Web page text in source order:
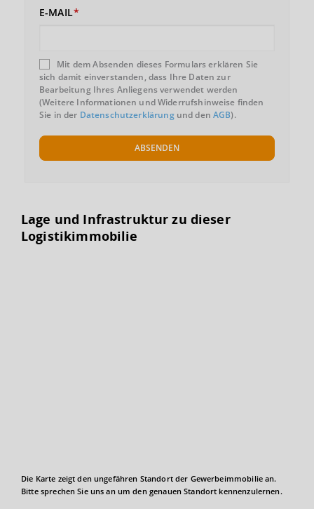
E-MAIL
Mit dem Absenden dieses Formulars erklären Sie
sich damit einverstanden, dass Ihre Daten zur
Bearbeitung Ihres Anliegens verwendet werden
(Weitere Informationen und Widerrufshinweise finden
Sie in der Datenschutzerklärungund denAGB).
ABSENDEN
Lage und Infrastruktur zu dieser
Logistikimmobilie
Die Karte zeigt den ungefähren Standort der Gewerbeimmobilie an.
Bitte sprechen Sie uns an um den genauen Standort kennenzulernen.